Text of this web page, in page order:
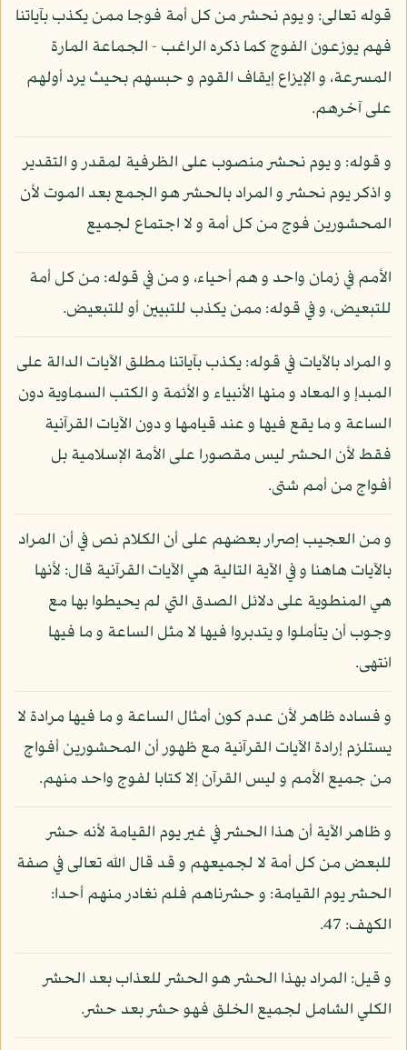
قوله تعالى: و يوم نحشر من كل أمة فوجا ممن يكذب بآياتنا
فهم يوزعون الفوج كما ذكره الراغب - الجماعة المارة
المسرعة، و الإيزاع إيقاف القوم و حبسهم بحيث يرد أولهم
على آخرهم.
و قوله: و يوم نحشر منصوب على الظرفية لمقدر و التقدير
و اذكر يوم نحشر و المراد بالحشر هو الجمع بعد الموت لأن
المحشورين فوج من كل أمة و لا اجتماع لجميع
الأمم في زمان واحد و هم أحياء، و من في قوله: من كل أمة
للتبعيض، و في قوله: ممن يكذب للتبيين أو للتبعيض.
و المراد بالآيات في قوله: يكذب بآياتنا مطلق الآيات الدالة على
المبدإ و المعاد و منها الأنبياء و الأئمة و الكتب السماوية دون
الساعة و ما يقع فيها و عند قيامها و دون الآيات القرآنية
فقط لأن الحشر ليس مقصورا على الأمة الإسلامية بل
أفواج من أمم شتى.
و من العجيب إصرار بعضهم على أن الكلام نص في أن المراد
بالآيات هاهنا و في الآية التالية هي الآيات القرآنية قال: لأنها
هي المنطوية على دلائل الصدق التي لم يحيطوا بها مع
وجوب أن يتأملوا و يتدبروا فيها لا مثل الساعة و ما فيها
انتهى.
و فساده ظاهر لأن عدم كون أمثال الساعة و ما فيها مرادة لا
يستلزم إرادة الآيات القرآنية مع ظهور أن المحشورين أفواج
من جميع الأمم و ليس القرآن إلا كتابا لفوج واحد منهم.
و ظاهر الآية أن هذا الحشر في غير يوم القيامة لأنه حشر
للبعض من كل أمة لا لجميعهم و قد قال الله تعالى في صفة
الحشر يوم القيامة: و حشرناهم فلم نغادر منهم أحدا:
الكهف: 47.
و قيل: المراد بهذا الحشر هو الحشر للعذاب بعد الحشر
الكلي الشامل لجميع الخلق فهو حشر بعد حشر.